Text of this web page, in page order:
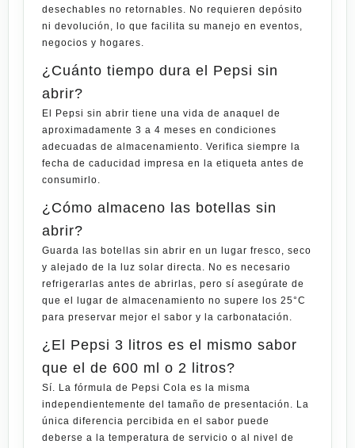
desechables no retornables. No requieren depósito
ni devolución, lo que facilita su manejo en eventos,
negocios y hogares.
¿Cuánto tiempo dura el Pepsi sin
abrir?
El Pepsi sin abrir tiene una vida de anaquel de
aproximadamente 3 a 4 meses en condiciones
adecuadas de almacenamiento. Verifica siempre la
fecha de caducidad impresa en la etiqueta antes de
consumirlo.
¿Cómo almaceno las botellas sin
abrir?
Guarda las botellas sin abrir en un lugar fresco, seco
y alejado de la luz solar directa. No es necesario
refrigerarlas antes de abrirlas, pero sí asegúrate de
que el lugar de almacenamiento no supere los 25°C
para preservar mejor el sabor y la carbonatación.
¿El Pepsi 3 litros es el mismo sabor
que el de 600 ml o 2 litros?
Sí. La fórmula de Pepsi Cola es la misma
independientemente del tamaño de presentación. La
única diferencia percibida en el sabor puede
deberse a la temperatura de servicio o al nivel de